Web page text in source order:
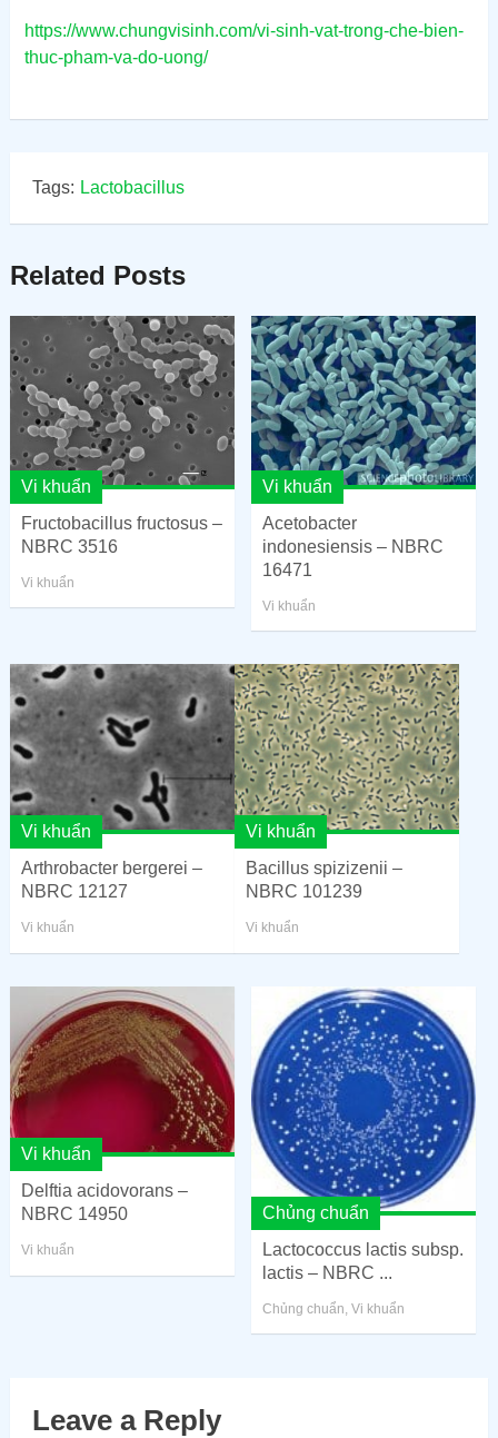
https://www.chungvisinh.com/vi-sinh-vat-trong-che-bien-
thuc-pham-va-do-uong/
Tags: Lactobacillus
Related Posts
Vi khuẩn
Fructobacillus fructosus –
NBRC 3516
Vi khuẩn
Vi khuẩn
Acetobacter
indonesiensis – NBRC
16471
Vi khuẩn
Vi khuẩn
Arthrobacter bergerei –
NBRC 12127
Vi khuẩn
Vi khuẩn
Bacillus spizizenii –
NBRC 101239
Vi khuẩn
Vi khuẩn
Delftia acidovorans –
NBRC 14950
Vi khuẩn
Chủng chuẩn
Lactococcus lactis subsp.
lactis – NBRC ...
Chủng chuẩn ,Vi khuẩn
Leave a Reply